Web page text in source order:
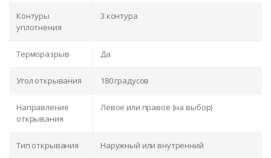
Контуры
уплотнения
3 контура
Терморазрыв Да
Угол открывания 180 градусов
Направление
открывания
Левое или правое (на выбор)
Тип открывания Наружный или внутренний